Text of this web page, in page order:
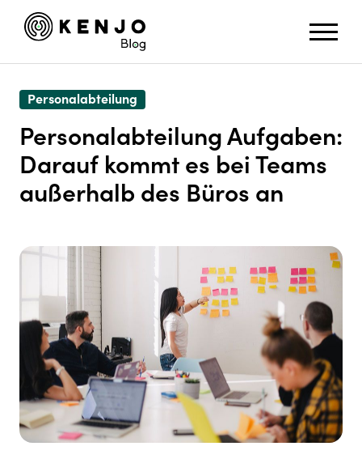
Personalabteilung
Personalabteilung Aufgaben:
Darauf kommt es bei Teams
außerhalb des Büros an